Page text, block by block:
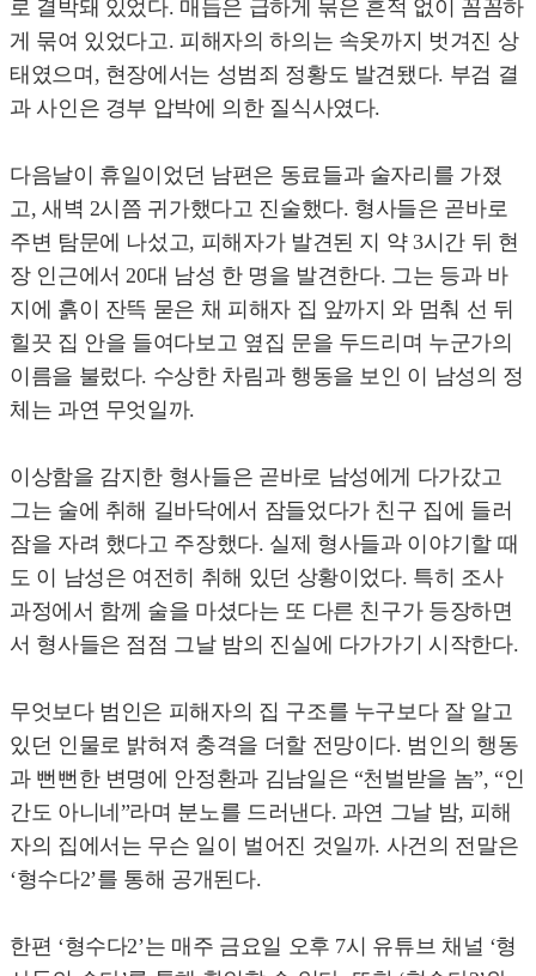
로 결박돼 있었다. 매듭은 급하게 묶은 흔적 없이 꼼꼼하
게 묶여 있었다고. 피해자의 하의는 속옷까지 벗겨진 상
태였으며, 현장에서는 성범죄 정황도 발견됐다. 부검 결
과 사인은 경부 압박에 의한 질식사였다.
다음날이 휴일이었던 남편은 동료들과 술자리를 가졌
고, 새벽 2시쯤 귀가했다고 진술했다. 형사들은 곧바로
주변 탐문에 나섰고, 피해자가 발견된 지 약 3시간 뒤 현
장 인근에서 20대 남성 한 명을 발견한다. 그는 등과 바
지에 흙이 잔뜩 묻은 채 피해자 집 앞까지 와 멈춰 선 뒤
힐끗 집 안을 들여다보고 옆집 문을 두드리며 누군가의
이름을 불렀다. 수상한 차림과 행동을 보인 이 남성의 정
체는 과연 무엇일까.
이상함을 감지한 형사들은 곧바로 남성에게 다가갔고
그는 술에 취해 길바닥에서 잠들었다가 친구 집에 들러
잠을 자려 했다고 주장했다. 실제 형사들과 이야기할 때
도 이 남성은 여전히 취해 있던 상황이었다. 특히 조사
과정에서 함께 술을 마셨다는 또 다른 친구가 등장하면
서 형사들은 점점 그날 밤의 진실에 다가가기 시작한다.
무엇보다 범인은 피해자의 집 구조를 누구보다 잘 알고
있던 인물로 밝혀져 충격을 더할 전망이다. 범인의 행동
과 뻔뻔한 변명에 안정환과 김남일은 “천벌받을 놈”, “인
간도 아니네”라며 분노를 드러낸다. 과연 그날 밤, 피해
자의 집에서는 무슨 일이 벌어진 것일까. 사건의 전말은
‘형수다2’를 통해 공개된다.
한편 ‘형수다2’는 매주 금요일 오후 7시 유튜브 채널 ‘형